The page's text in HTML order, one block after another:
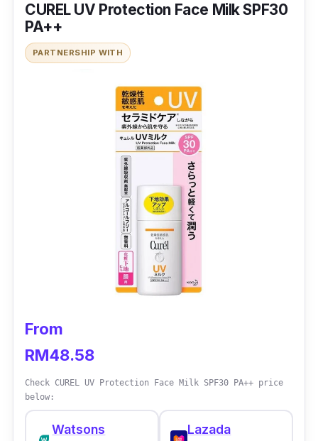
CUREL UV Protection Face Milk SPF30
PA++
PARTNERSHIP WITH
From
RM48.58
Check CUREL UV Protection Face Milk SPF30 PA++ price
below:
Watsons
Lazada